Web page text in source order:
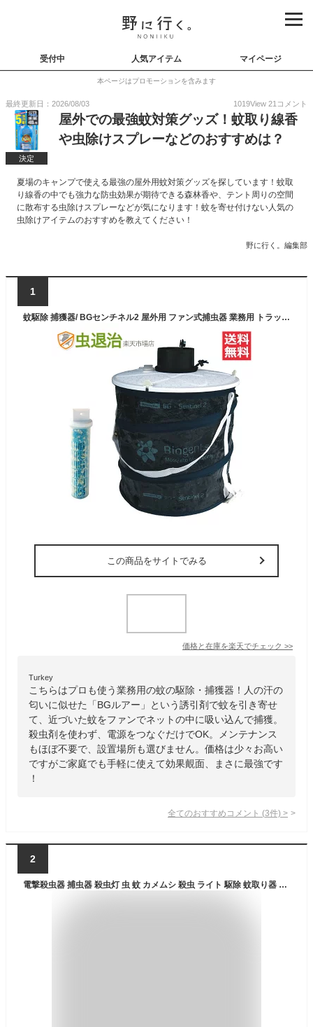
受付中 人気アイテム マイページ
本ページはプロモーションを含みます
最終更新日：2026/08/03 1019View 21 コメント
決定
屋外での最強蚊対策グッズ！蚊取り線香
や虫除けスプレーなどのおすすめは？
夏場のキャンプで使える最強の屋外用蚊対策グッズを探しています！蚊取
り線香の中でも強力な防虫効果が期待できる森林香や、テント周りの空間
に散布する虫除けスプレーなどが気になります！蚊を寄せ付けない人気の
虫除けアイテムのおすすめを教えてください！
野に行く。編集部
1
蚊駆除 捕獲器/ BGセンチネル2 屋外用 ファン式捕虫器 業務用 トラップ 置き型タイプ 蚊 カ 誘引 捕獲 Biogents BG sentinel 2 製 蚊 捕獲機
この商品をサイトでみる
価格と在庫を楽天でチェック >>
Turkey
こちらはプロも使う業務用の蚊の駆除・捕獲器！人の汗の
匂いに似せた「BGルアー」という誘引剤で蚊を引き寄せ
て、近づいた蚊をファンでネットの中に吸い込んで捕獲。
殺虫剤を使わず、電源をつなぐだけでOK。メンテナンス
もほぼ不要で、設置場所も選びません。価格は少々お高い
ですがご家庭でも手軽に使えて効果覿面、まさに最強です
！
全てのおすすめコメント (3件) >
2
電撃殺虫器 捕虫器 殺虫灯 虫 蚊 カメムシ 殺虫 ライト 駆除 蚊取り器 コバエ取虫取り 虫取り 4Wタイプ 電気 殺虫器 コバエ 虫退治 電気殺虫器 コバエ対策 殺虫機 屋外 室内 害虫 撃退 省エネ 掃除ブラシ付き 日本語説明書付き 誘蛾灯